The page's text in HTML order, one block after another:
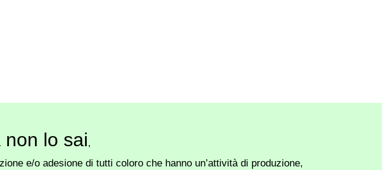
lo sai,
e/o adesione di tutti coloro che hanno un’attività di produzione,